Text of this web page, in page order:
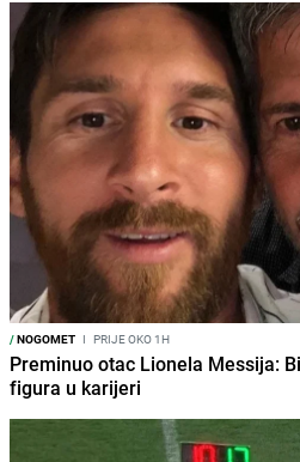
/NOGOMET I PRIJE OKO 1H
Preminuo otac Lionela Messija:
figura u karijeri